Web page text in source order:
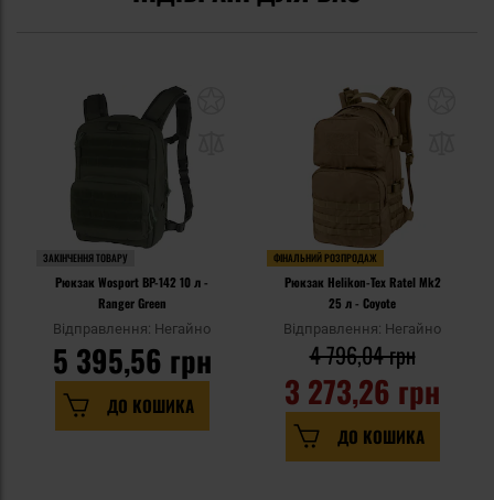
ЗАКІНЧЕННЯ ТОВАРУ
Рюкзак Wosport BP-142 10 л -
Ranger Green
Відправлення: Негайно
5 395,56 грн
ДО КОШИКА
ФІНАЛЬНИЙ РОЗПРОДАЖ
Рюкзак Helikon-Tex Ratel Mk2
25 л - Coyote
Відправлення: Негайно
3 273,26 грн
4 796,04 грн
ДО КОШИКА